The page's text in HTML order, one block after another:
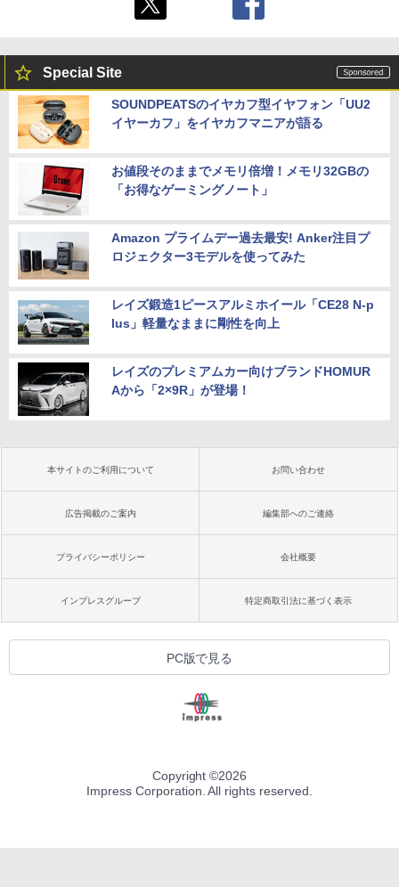
Special Site
SOUNDPEATSのイヤカフ型イヤフォン「UU2
イヤーカフ」をイヤカフマニアが語る
お値段そのままでメモリ倍増！メモリ32GBの
「お得なゲーミングノート」
Amazon プライムデー過去最安! Anker注目プ
ロジェクター3モデルを使ってみた
レイズ鍛造1ピースアルミホイール「CE28 N-p
lus」軽量なままに剛性を向上
レイズのプレミアムカー向けブランドHOMUR
Aから「2×9R」が登場！
本サイトのご利用について お問い合わせ
広告掲載のご案内 編集部へのご連絡
プライバシーポリシー 会社概要
インプレスグループ 特定商取引法に基づく表示
PC版で見る
Copyright ©2026
Impress Corporation. All rights reserved.